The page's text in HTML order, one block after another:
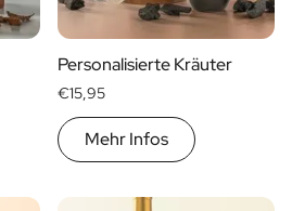
Personalisierte Kräuter
€15,95
Mehr Infos